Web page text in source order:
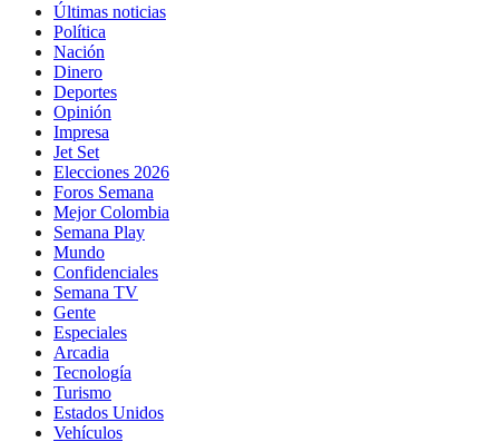
Últimas noticias
Política
Nación
Dinero
Deportes
Opinión
Impresa
Jet Set
Elecciones 2026
Foros Semana
Mejor Colombia
Semana Play
Mundo
Confidenciales
Semana TV
Gente
Especiales
Arcadia
Tecnología
Turismo
Estados Unidos
Vehículos